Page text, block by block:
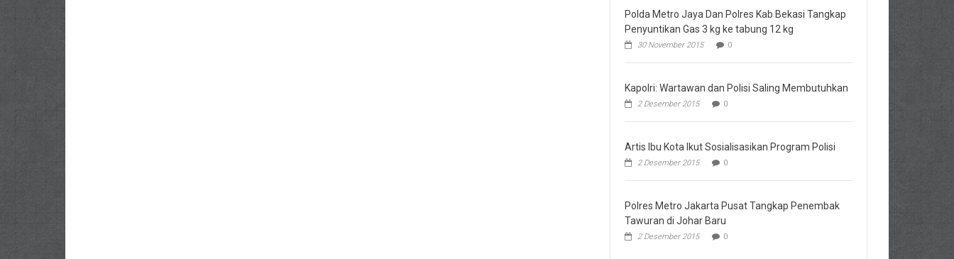
Polda Metro Jaya Dan Polres Kab Bekasi Tangkap
Penyuntikan Gas 3 kg ke tabung 12 kg
30 November 2015 0
Kapolri: Wartawan dan Polisi Saling Membutuhkan
2 Desember 2015 0
Artis Ibu Kota Ikut Sosialisasikan Program Polisi
2 Desember 2015 0
Polres Metro Jakarta Pusat Tangkap Penembak
Tawuran di Johar Baru
2 Desember 2015 0